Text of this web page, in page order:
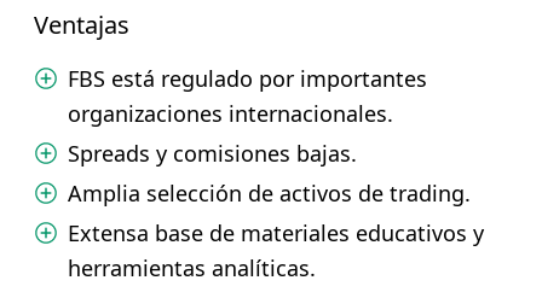
Ventajas
FBS está regulado por importantes
organizaciones internacionales.
Spreads y comisiones bajas.
Amplia selección de activos de trading.
Extensa base de materiales educativos y
herramientas analíticas.